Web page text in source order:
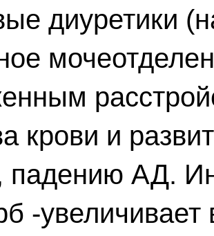
диуретики
крови и
падению АД.
-